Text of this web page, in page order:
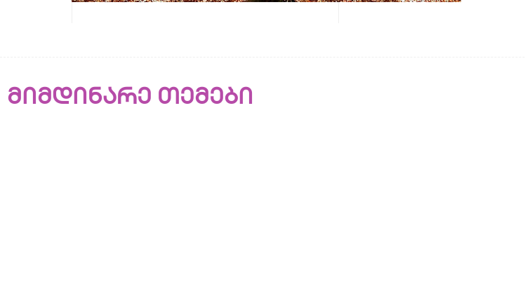
მიმდინარე თემები